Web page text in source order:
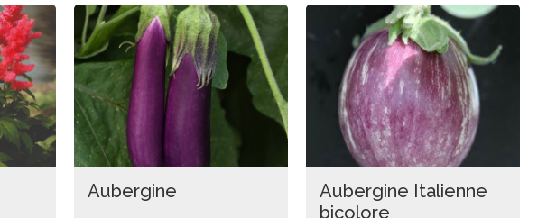
Aubergine
Aubergine Italienne
bicolore